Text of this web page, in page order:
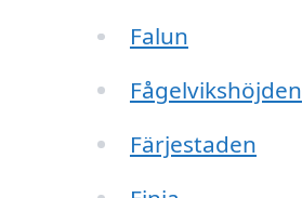
Falun
Fågelvikshöjden
Färjestaden